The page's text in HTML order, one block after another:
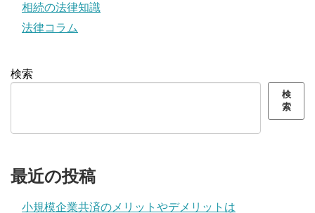
相続の法律知識
法律コラム
検索
検
索
最近の投稿
小規模企業共済のメリットやデメリットは